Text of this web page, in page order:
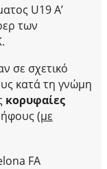
U19 Α’
των
σε σχετικό
κατά τη γνώμη
κορυφαίες
(με
FA